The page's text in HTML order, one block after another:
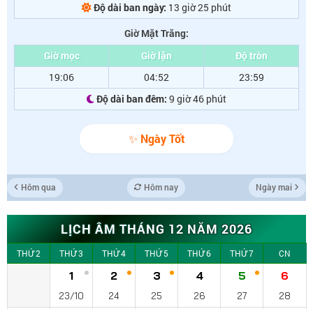
Độ dài ban ngày: 13 giờ 25 phút
Giờ Mặt Trăng:
Giờ mọc
Giờ lặn
Độ tròn
19:06
04:52
23:59
Độ dài ban đêm: 9 giờ 46 phút
✨ Ngày Tốt
Hôm qua Hôm nay Ngày mai
LỊCH ÂM THÁNG 12 NĂM 2026
THỨ 2 THỨ 3 THỨ 4 THỨ 5 THỨ 6 THỨ 7 CN
1
23/10
2
24
3
25
4
26
5
27
6
28